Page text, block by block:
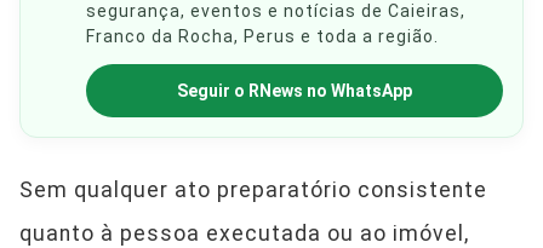
segurança, eventos e notícias de Caieiras,
Franco da Rocha, Perus e toda a região.
Seguir o RNews no WhatsApp
Sem qualquer ato preparatório consistente
quanto à pessoa executada ou ao imóvel,